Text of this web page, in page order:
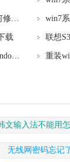
U盘装系统进入到U盘启动界面时键盘失灵不能选择如何修复 U盘装系统进入U盘启动界面键盘失灵怎么办
载
windows10安装程序启动安装程序时出现问题怎么办 Windows10安装程序启动后闪退怎么解决
文输入法不能用
无线网密码忘记